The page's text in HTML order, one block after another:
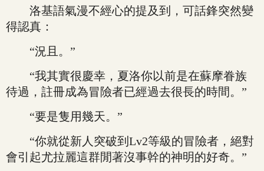
洛基語氣漫不經心的提及到，可話鋒突然變
得認真：
“況且。”
“我其實很慶幸，夏洛你以前是在蘇摩眷族
待過，註冊成為冒險者已經過去很長的時間。”
“要是隻用幾天。”
“你就從新人突破到Lv2等級的冒險者，絕對
會引起尤拉麗這群閒著沒事幹的神明的好奇。”